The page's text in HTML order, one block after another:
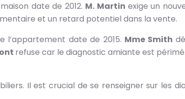
date de 2012. M. Martin exige un
et un retard potentiel dans la vente.
l’appartement date de 2015. Mme Smith
refuse car le diagnostic amiante est périmé.
Il est crucial de se renseigner sur les